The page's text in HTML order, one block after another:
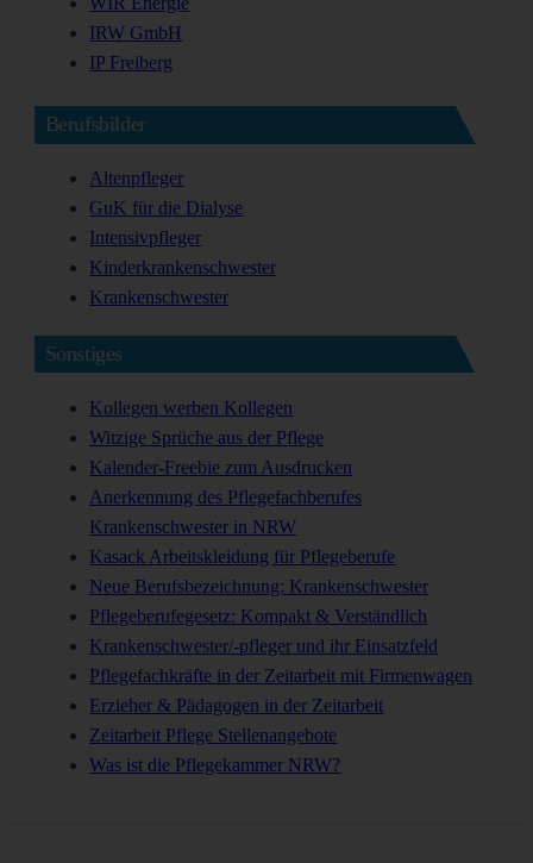
IRW GmbH
IP Freiberg
Berufsbilder
Altenpfleger
GuK für die Dialyse
Intensivpfleger
Kinderkrankenschwester
Krankenschwester
Sonstiges
Kollegen werben Kollegen
Witzige Sprüche aus der Pflege
Kalender-Freebie zum Ausdrucken
Anerkennung des Pflegefachberufes
Krankenschwester in NRW
Kasack Arbeitskleidung für Pflegeberufe
Neue Berufsbezeichnung: Krankenschwester
Pflegeberufegesetz: Kompakt & Verständlich
Krankenschwester/-pfleger und ihr Einsatzfeld
Pflegefachkräfte in der Zeitarbeit mit Firmenwagen
Erzieher & Pädagogen in der Zeitarbeit
Zeitarbeit Pflege Stellenangebote
Was ist die Pflegekammer NRW?